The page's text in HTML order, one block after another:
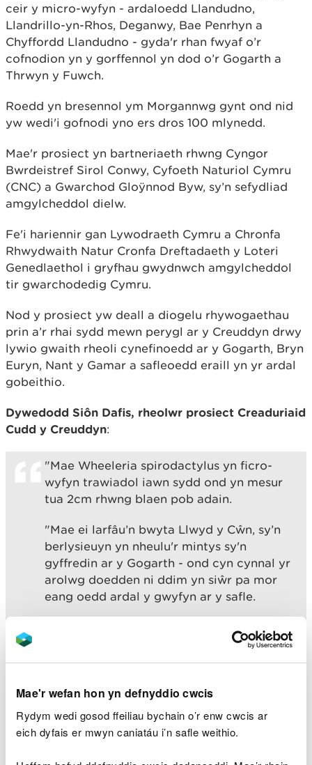
Mae'r wefan hon yn defnyddio cwcis
Rydym wedi gosod ffeiliau bychain o’r enw cwcis ar
eich dyfais er mwyn caniatáu i’n safle weithio.
ceir y micro-wyfyn - ardaloedd Llandudno,
Llandrillo-yn-Rhos, Deganwy, Bae Penrhyn a
Chyffordd Llandudno - gyda'r rhan fwyaf o’r
cofnodion yn y gorffennol yn dod o’r Gogarth a
Thrwyn y Fuwch.
Roedd yn bresennol ym Morgannwg gynt ond nid
yw wedi'i gofnodi yno ers dros 100 mlynedd.
Mae'r prosiect yn bartneriaeth rhwng Cyngor
Bwrdeistref Sirol Conwy, Cyfoeth Naturiol Cymru
(CNC) a Gwarchod Gloÿnnod Byw, sy’n sefydliad
amgylcheddol dielw.
Fe'i hariennir gan Lywodraeth Cymru a Chronfa
Rhwydwaith Natur Cronfa Dreftadaeth y Loteri
Genedlaethol i gryfhau gwydnwch amgylcheddol
tir gwarchodedig Cymru.
Nod y prosiect yw deall a diogelu rhywogaethau
prin a’r rhai sydd mewn perygl ar y Creuddyn drwy
lywio gwaith rheoli cynefinoedd ar y Gogarth, Bryn
Euryn, Nant y Gamar a safleoedd eraill yn yr ardal
gobeithio.
Dywedodd Siôn Dafis, rheolwr prosiect Creaduriaid
Cudd y Creuddyn:
"Mae Wheeleria spirodactylus yn ficro-
wyfyn trawiadol iawn sydd ond yn mesur
tua 2cm rhwng blaen pob adain.
"Mae ei larfâu’n bwyta Llwyd y Cŵn, sy’n
berlysieuyn yn nheulu'r mintys sy'n
gyffredin ar y Gogarth - ond cyn cynnal yr
arolwg doedden ni ddim yn siŵr pa mor
eang oedd ardal y gwyfyn ar y safle.
"Yn ystod y rownd gyntaf o arolygon
cafwyd hyd i 1,109 o larfâu Wheeleria
spirodactylus. Gan ystyried hefyd y
bresennol, mae'n debyg bod y staff a
gynhaliodd yr arolwg wedi gweld mwy o'r
gwyfynod pluog hyfryd hyn nag unrhyw un